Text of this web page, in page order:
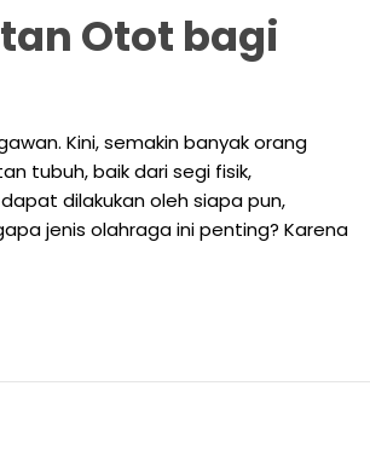
Otot bagi
Kini, semakin banyak orang
tubuh, baik dari segi fisik,
dilakukan oleh siapa pun,
jenis olahraga ini penting? Karena